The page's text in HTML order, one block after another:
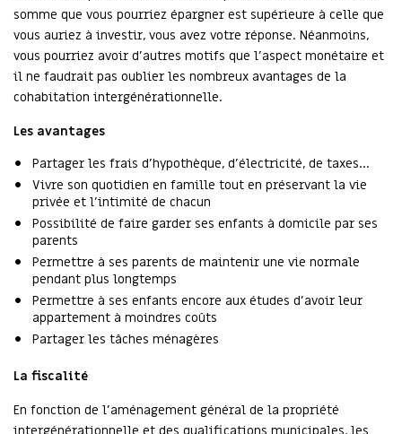
somme que vous pourriez épargner est supérieure à celle que
vous auriez à investir, vous avez votre réponse. Néanmoins,
vous pourriez avoir d’autres motifs que l’aspect monétaire et
il ne faudrait pas oublier les nombreux avantages de la
cohabitation intergénérationnelle.
Les avantages
Partager les frais d’hypothèque, d’électricité, de taxes…
Vivre son quotidien en famille tout en préservant la vie
privée et l’intimité de chacun
Possibilité de faire garder ses enfants à domicile par ses
parents
Permettre à ses parents de maintenir une vie normale
pendant plus longtemps
Permettre à ses enfants encore aux études d’avoir leur
appartement à moindres coûts
Partager les tâches ménagères
La fiscalité
En fonction de l’aménagement général de la propriété